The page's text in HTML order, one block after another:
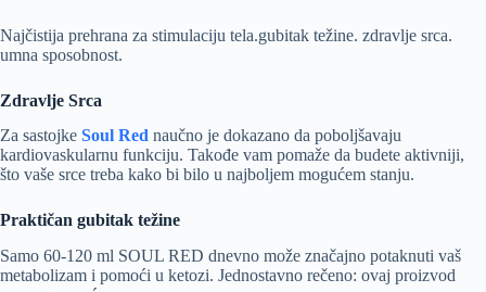
Najčistija prehrana za stimulaciju tela.gubitak težine. zdravlje srca.
umna sposobnost.
Zdravlje Srca
Za sastojke Soul Red naučno je dokazano da poboljšavaju
kardiovaskularnu funkciju. Takođe vam pomaže da budete aktivniji,
što vaše srce treba kako bi bilo u najboljem mogućem stanju.
Praktičan gubitak težine
Samo 60-120 ml SOUL RED dnevno može značajno potaknuti vaš
metabolizam i pomoći u ketozi. Jednostavno rečeno: ovaj proizvod